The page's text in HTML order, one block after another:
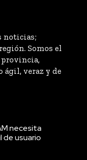
noticias;
Somos el
ágil, veraz y de
necesita
de usuario